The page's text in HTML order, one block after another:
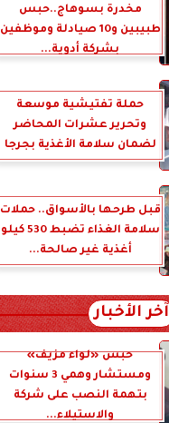
مخدرة بسوهاج..حبس
طبيبين و10 صيادلة وموظفين
بشركة أدوية...
حملة تفتيشية موسعة
وتحرير عشرات المحاضر
لضمان سلامة الأغذية بجرجا
قبل طرحها بالأسواق.. حملات
سلامة الغذاء تضبط 530 كيلو
أغذية غير صالحة...
آخر الأخبار
حبس «لواء مزيف»
ومستشار وهمي 3 سنوات
بتهمة النصب على شركة
والاستيلاء...